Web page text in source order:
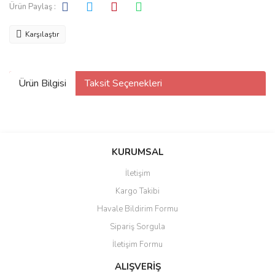
Ürün Paylaş :
Karşılaştır
Ürün Bilgisi Taksit Seçenekleri
KURUMSAL
İletişim
Kargo Takibi
Havale Bildirim Formu
Sipariş Sorgula
İletişim Formu
ALIŞVERİŞ